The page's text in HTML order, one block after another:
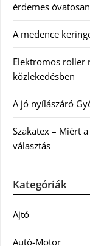
érdemes
A medence
Elektromos roller
közlekedésben
A jó nyílászáró
Szakatex – Miért
választás
Kategóriák
Ajtó
Autó-Motor